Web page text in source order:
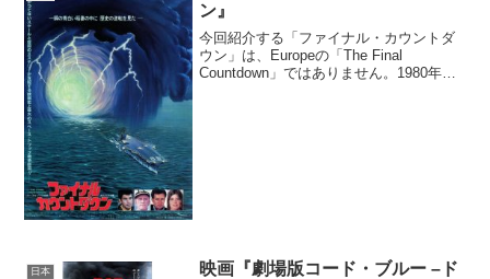
ン』
今回紹介する「ファイナル・カウントダ
ウン」は、Europeの「The Final
Countdown」ではありません。1980年公
日本
映画『劇場版コード・ブルー –ド